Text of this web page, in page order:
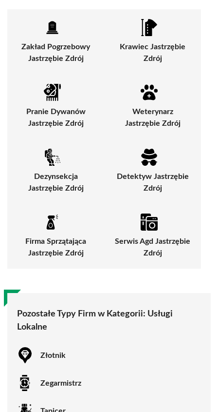
Zakład Pogrzebowy
Jastrzębie Zdrój
Krawiec Jastrzębie
Zdrój
Pranie Dywanów
Jastrzębie Zdrój
Weterynarz
Jastrzębie Zdrój
Dezynsekcja
Jastrzębie Zdrój
Detektyw Jastrzębie
Zdrój
Firma Sprzątająca
Jastrzębie Zdrój
Serwis Agd Jastrzębie
Zdrój
Pozostałe Typy Firm w Kategorii: Usługi
Lokalne
Złotnik
Zegarmistrz